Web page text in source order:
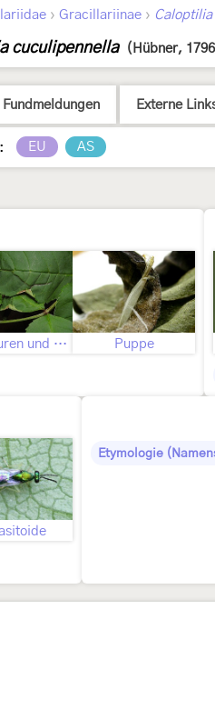
› Gracillariinae › Caloptilia
cuculipennella (Hübner,
Fundmeldungen Externe
EU AS
Fraßspuren und Befallsbild Puppe
Etymologie